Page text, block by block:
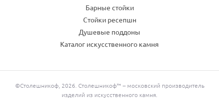
Барные стойки
Стойки ресепшн
Душевые поддоны
Каталог искусственного камня
©Столешникоф, 2026. Столешникоф™ – московский производитель
изделий из искусственного камня.